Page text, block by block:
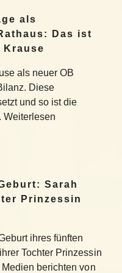
als
Das ist
als neuer OB
Diese
und so ist die
Weiterlesen
Sarah
Prinzessin
ihres fünften
Tochter Prinzessin
berichten von